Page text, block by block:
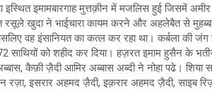
इस्थित इमामबारगाह मुत्तक़ीन में मजलिस हुई जिसमें
रसूले खुदा ने भाईचारा कायम करने और अहलेबैत से
वह इंसानियत का कत्ल कर रहा था। कर्बला की
को शहीद कर दिया। हज़रत इमाम हुसैन के
कैफ़ी ज़ैदी आमिर अब्बास अब्दी ने नोहा पढे।
रज़ा, इसरार अहमद ज़ैदी, इक़रार अहमद ज़ैदी, साइब